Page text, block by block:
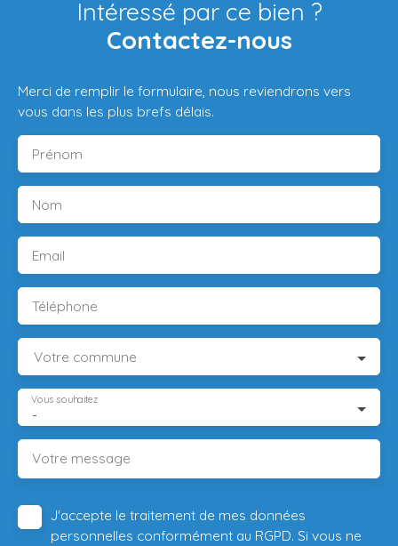
Intéressé par ce bien ?
Contactez-nous
Merci de remplir le formulaire, nous reviendrons vers
vous dans les plus brefs délais.
Prénom
Nom
Email
Téléphone
Votre commune
-
Vous souhaitez
Votre message
J'accepte le traitement de mes données
personnelles conformément au RGPD. Si vous ne